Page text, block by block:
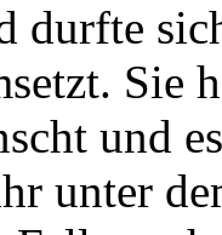
durfte
Sie
und
unter